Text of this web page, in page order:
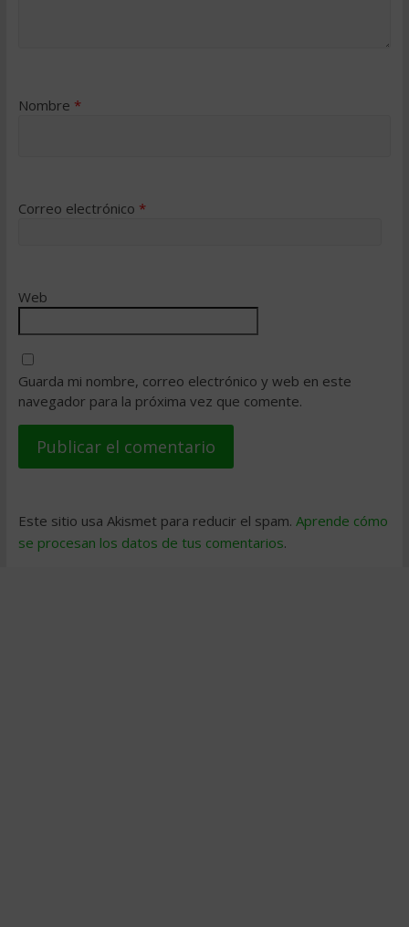
Nombre *
Correo electrónico *
Web
Guarda mi nombre, correo electrónico y web en este
navegador para la próxima vez que comente.
Este sitio usa Akismet para reducir el spam. Aprende cómo
se procesan los datos de tus comentarios.